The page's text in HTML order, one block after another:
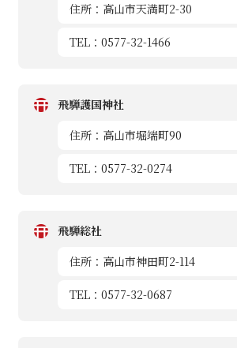
住所：高山市天満町2-30
TEL：0577-32-1466
飛騨護国神社
住所：高山市堀端町90
TEL：0577-32-0274
飛騨総社
住所：高山市神田町2-114
TEL：0577-32-0687